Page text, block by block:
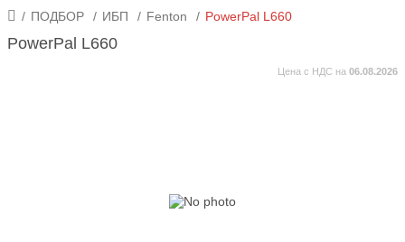
ПОДБОР ИБП Fenton PowerPal L660
PowerPal L660
Цена с НДС на 06.08.2026